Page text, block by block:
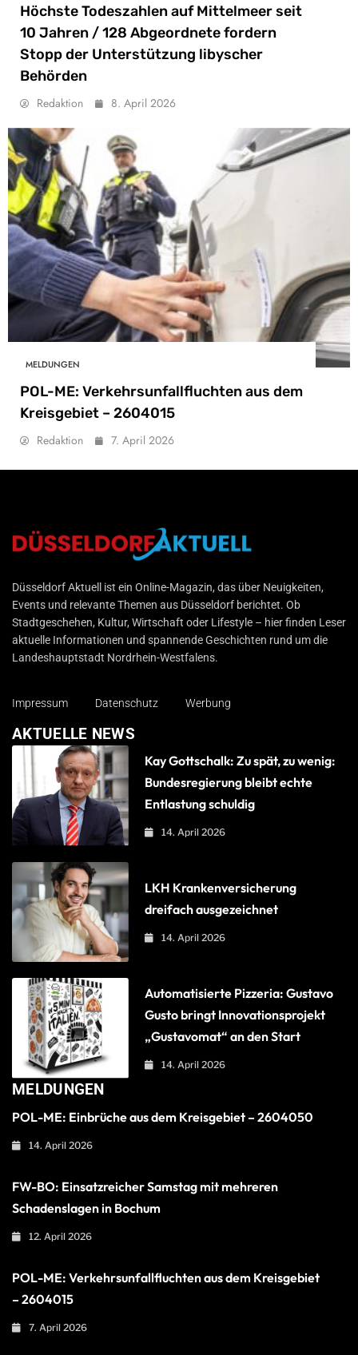
Höchste Todeszahlen auf Mittelmeer seit
10 Jahren / 128 Abgeordnete fordern
Stopp der Unterstützung libyscher
Behörden
Redaktion 8. April 2026
MELDUNGEN
POL-ME: Verkehrsunfallfluchten aus dem
Kreisgebiet – 2604015
Redaktion 7. April 2026
Düsseldorf Aktuell
Düsseldorf Aktuell ist ein Online-Magazin, das über Neuigkeiten,
Events und relevante Themen aus Düsseldorf berichtet. Ob
Stadtgeschehen, Kultur, Wirtschaft oder Lifestyle – hier finden Leser
aktuelle Informationen und spannende Geschichten rund um die
Landeshauptstadt Nordrhein-Westfalens.
Impressum Datenschutz Werbung
AKTUELLE NEWS
Kay Gottschalk: Zu spät, zu wenig:
Bundesregierung bleibt echte
Entlastung schuldig
14. April 2026
LKH Krankenversicherung
dreifach ausgezeichnet
14. April 2026
Automatisierte Pizzeria: Gustavo
Gusto bringt Innovationsprojekt
„Gustavomat“ an den Start
14. April 2026
MELDUNGEN
POL-ME: Einbrüche aus dem Kreisgebiet – 2604050
14. April 2026
FW-BO: Einsatzreicher Samstag mit mehreren
Schadenslagen in Bochum
12. April 2026
POL-ME: Verkehrsunfallfluchten aus dem Kreisgebiet
– 2604015
7. April 2026